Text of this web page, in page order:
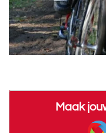
Maak